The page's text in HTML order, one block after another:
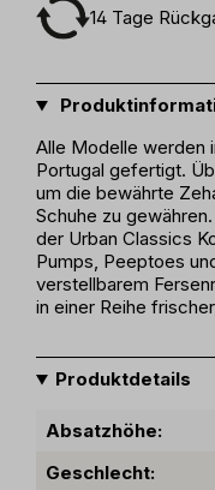
14 Tage
Alle Modelle werden
Portugal gefertigt.
um die bewährte
Schuhe zu
der Urban Classics
Pumps, Peeptoes
verstellbarem
in einer Reihe
Produktdetails
Absatzhöhe:
Geschlecht: